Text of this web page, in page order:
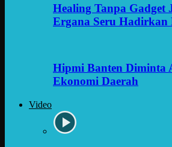
Healing Tanpa Gadget
Ergana Seru
Hipmi Banten Diminta
Ekonomi Daerah
Video